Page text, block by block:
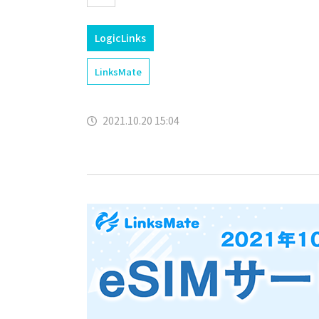
LogicLinks
LinksMate
2021.10.20 15:04